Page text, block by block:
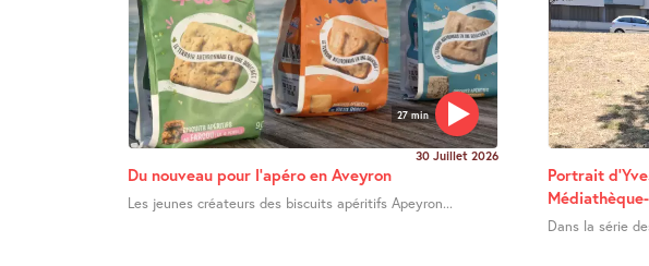
27 min
30 Juillet 2026
Du nouveau pour l’apéro en Aveyron
Les jeunes créateurs des biscuits apéritifs Apeyron...
Portrait
Dans la série